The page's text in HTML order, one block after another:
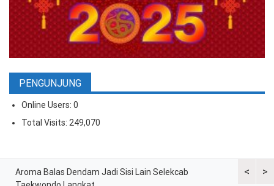
PENGUNJUNG
Online Users: 0
Total Visits: 249,070
<
Aroma Balas Dendam Jadi Sisi Lain Selekcab
>